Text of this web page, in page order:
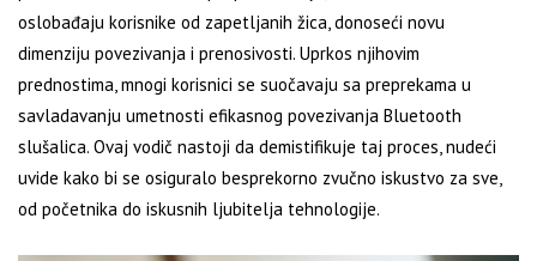
oslobađaju korisnike od zapetljanih žica, donoseći novu
dimenziju povezivanja i prenosivosti. Uprkos njihovim
prednostima, mnogi korisnici se suočavaju sa preprekama u
savladavanju umetnosti efikasnog povezivanja Bluetooth
slušalica. Ovaj vodič nastoji da demistifikuje taj proces, nudeći
uvide kako bi se osiguralo besprekorno zvučno iskustvo za sve,
od početnika do iskusnih ljubitelja tehnologije.